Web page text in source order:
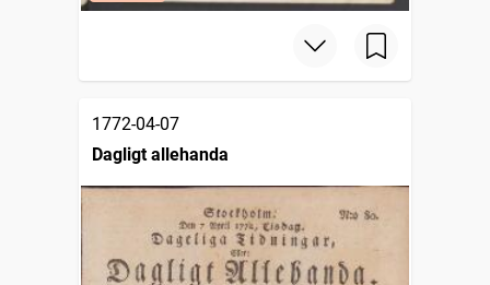
1772-04-07
Dagligt allehanda